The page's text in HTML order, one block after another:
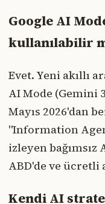
Google AI
kullanılabilir
Evet. Yeni akıllı
AI Mode (Gemini
Mayıs 2026'dan
"Information
izleyen bağımsız
ABD'de ve ücretli
Kendi AI